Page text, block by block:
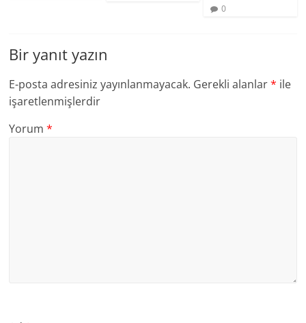
0
Bir yanıt yazın
E-posta adresiniz yayınlanmayacak. Gerekli alanlar* ile
işaretlenmişlerdir
Yorum*